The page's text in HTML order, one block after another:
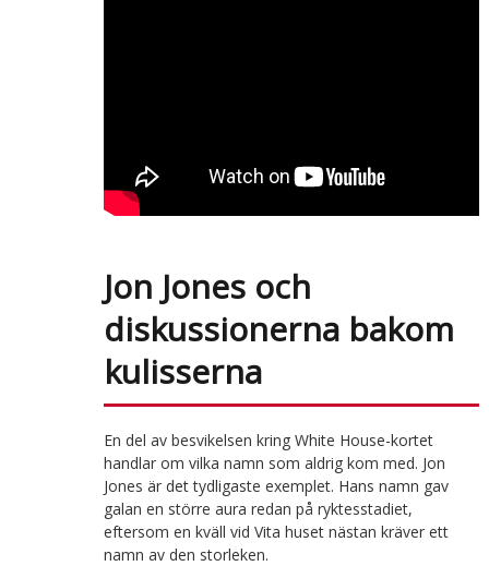
Jon Jones och
diskussionerna bakom
kulisserna
En del av besvikelsen kring White House-kortet
handlar om vilka namn som aldrig kom med. Jon
Jones är det tydligaste exemplet. Hans namn gav
galan en större aura redan på ryktesstadiet,
eftersom en kväll vid Vita huset nästan kräver ett
namn av den storleken.